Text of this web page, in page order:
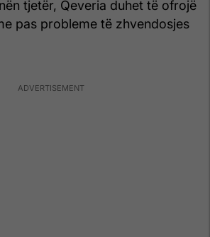
tjetër, Qeveria duhet të ofrojë
pas probleme të zhvendosjes